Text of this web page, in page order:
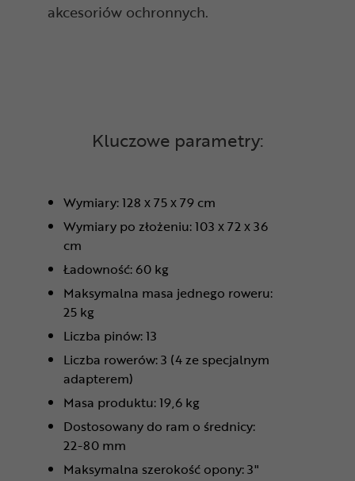
akcesoriów ochronnych.
Kluczowe parametry:
Wymiary: 128 x 75 x 79 cm
Wymiary po złożeniu: 103 x 72 x 36
cm
Ładowność: 60 kg
Maksymalna masa jednego roweru:
25 kg
Liczba pinów: 13
Liczba rowerów: 3 (4 ze specjalnym
adapterem)
Masa produktu: 19,6 kg
Dostosowany do ram o średnicy:
22-80 mm
Maksymalna szerokość opony: 3"